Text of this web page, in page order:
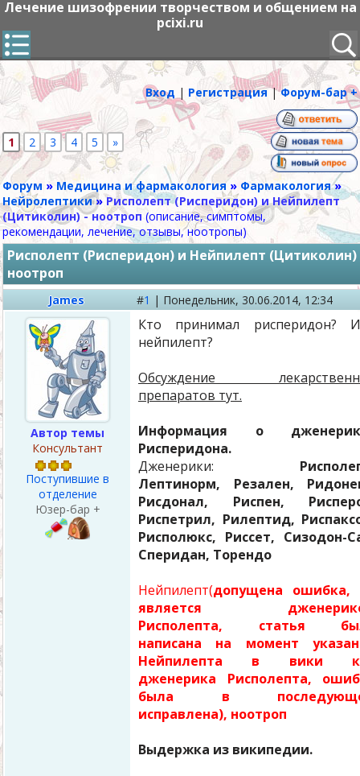
Лечение шизофрении творчеством и общением на
pcixi.ru
Вход | Регистрация|Форум-бар +
1 2 3 4 5 »
Форум » Медицина и фармакология » Фармакология »
Нейролептики » Рисполепт (Рисперидон) и Нейпилепт
(Цитиколин) - ноотроп (описание, симптомы,
рекомендации, лечение, отзывы, ноотропы)
Рисполепт (Рисперидон) и Нейпилепт (Цитиколин)
ноотроп
James #1 | Понедельник, 30.06.2014, 12:34
Автор темы
Консультант
Поступившие в
отделение
Юзер-бар +
Кто принимал рисперидон?
нейпилепт?
Обсуждение
препаратов тут.
Информация о
Рисперидона.
Дженерики:
Лептинорм, Резален,
Рисдонал, Риспен,
Риспетрил, Рилептид,
Рисполюкс, Риссет, Сизодон-
Сперидан, Торендо
Нейпилепт(допущена ошибка,
является
Рисполепта, статья
написана на момент
Нейпилепта в вики
дженерика Рисполепта,
была в
исправлена), ноотроп
Выдержка из википедии.